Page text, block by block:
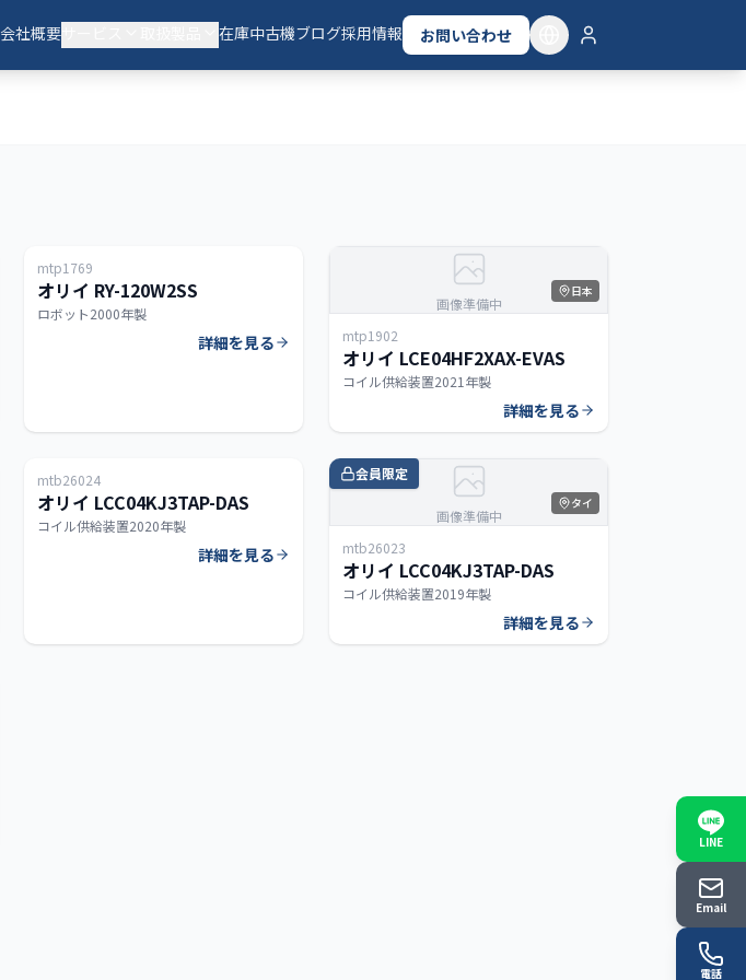
会社概要 在庫中古機ブログ採用情報 お問い合わせ
mtp1769
オリイ RY-120W2SS
ロボット2000年製
詳細を見る
日本
画像準備中
mtp1902
オリイ LCE04HF2XAX-EVAS
コイル供給装置2021年製
詳細を見る
タイ
会員限定
mtb26024
オリイ LCC04KJ3TAP-DAS
コイル供給装置2020年製
詳細を見る
タイ
会員限定
画像準備中
mtb26023
オリイ LCC04KJ3TAP-DAS
コイル供給装置2019年製
詳細を見る
LINE
Email
電話